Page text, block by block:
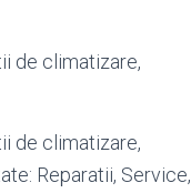
de climatizare,
de climatizare,
Reparatii, Service,